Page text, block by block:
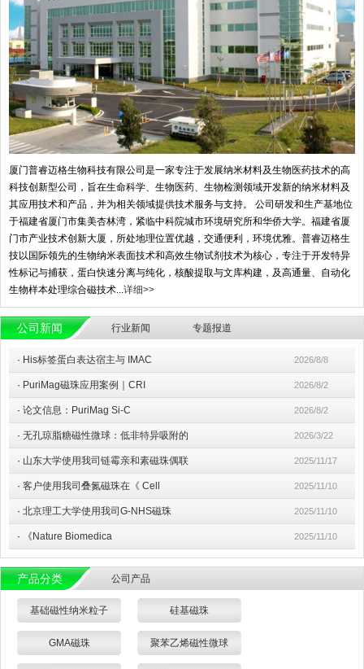
厦门普睿迈格生物科技有限公司是一家专注于发展纳米材料及生物医药技术的高
科技创新型公司，旨在生命科学、生物医药、生物检测领域开发新的纳米材料及
其应用技术和产品，并为相关领域提供技术服务与支持。 公司研发和生产基地位
于福建省厦门市集美杏林湾，紧临中科院城市环境研究所和华侨大学。福建省厦
门市产业技术创新大厦，所处地理位置优越，交通便利，环境优雅。普睿迈格生
技以国际领先的生物纳米表面技术和高效生物试剂技术为核心，专注于开发特异
性标记与捕获，蛋白快速分离与纯化，核酸提取与文库构建，及高通量、自动化
生物样本处理综合磁技术...详细>>
公司新闻 行业新闻 专题报道
· His标签蛋白表达宿主与 IMAC 2026/8/8
· PuriMag磁珠应用案例｜CRI 2026/8/2
· 论文信息：PuriMag Si-C 2026/8/2
· 无孔琼脂糖磁性微球：低非特异吸附的 2026/3/22
· 山东大学使用我司链霉亲和素磁珠偶联 2025/11/17
· 客户使用我司叠氮磁珠在《 Cell 2025/11/10
· 北京理工大学使用我司G-NHS磁珠 2025/11/10
· 《Nature Biomedica 2025/11/10
产品分类 公司产品
基础磁性纳米粒子 硅基磁珠
GMA磁珠 聚苯乙烯磁性微球